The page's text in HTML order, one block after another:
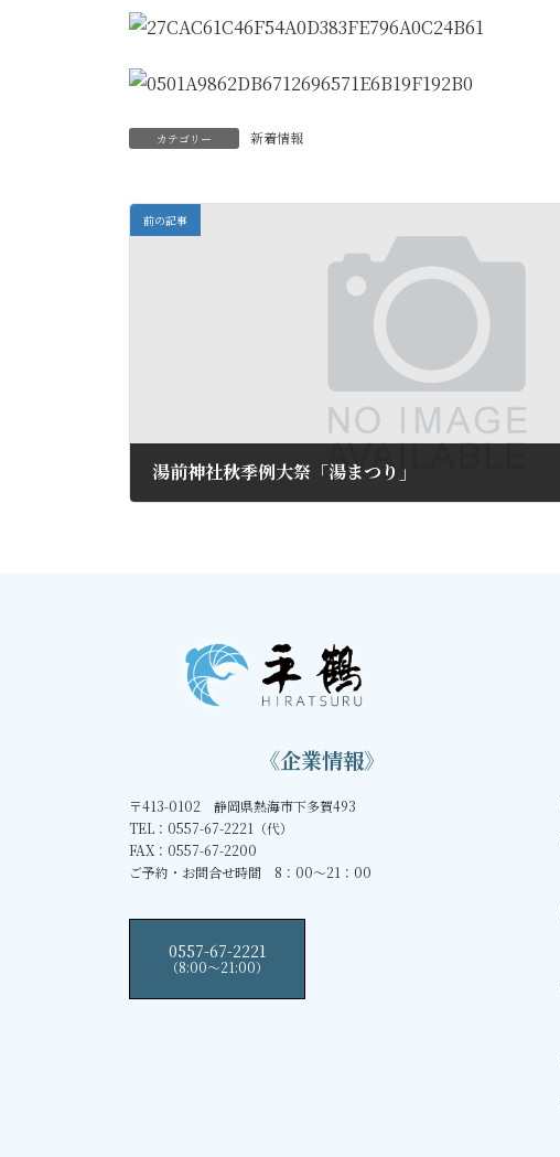
カテゴリー 新着情報
前の記事
湯前神社秋季例大祭「湯まつり」
《企業情報》
〒413-0102 静岡県熱海市下多賀493
TEL：0557-67-2221（代）
FAX：0557-67-2200
ご予約・お問合せ時間 8：00～21：00
0557-67-2221
（8:00〜21:00）